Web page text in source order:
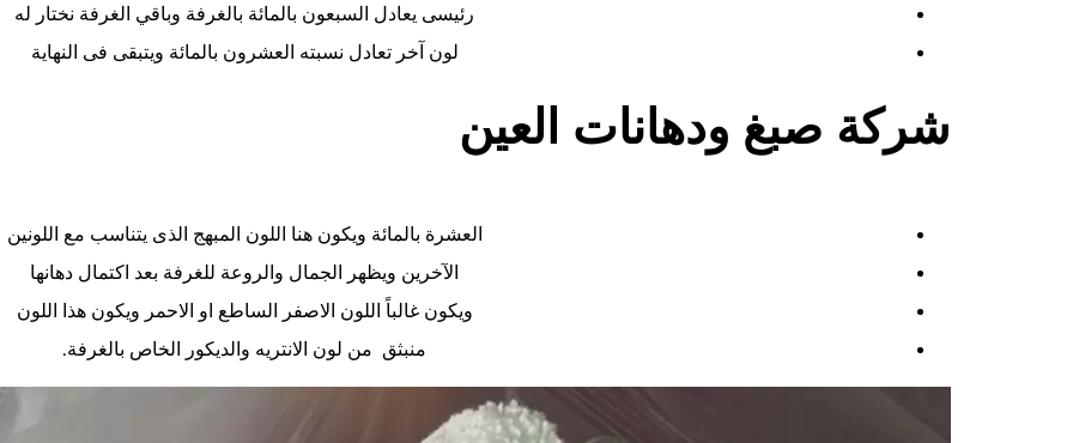
رئيسى يعادل السبعون بالمائة بالغرفة وباقي الغرفة نختار له
لون آخر تعادل نسبته العشرون بالمائة ويتبقى فى النهاية
شركة صبغ ودهانات العين
العشرة بالمائة ويكون هنا اللون المبهج الذى يتناسب مع اللونين
الآخرين ويظهر الجمال والروعة للغرفة بعد اكتمال دهانها
ويكون غالباً اللون الاصفر الساطع او الاحمر ويكون هذا اللون
منبثق من لون الانتريه والديكور الخاص بالغرفة.